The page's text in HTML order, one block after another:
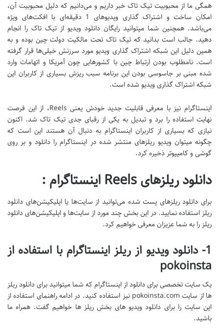
همگی ما از محبوبیت تیک تاک خبر داریم و می‌دانیم که دلیل محبوبیت آن،
امکان ساخت و اشتراک گذاری ویدیوهای 1 دقیقه‌ای با افکت‌های ویژه
می‌باشد. همچنین شما میتوانید رایگان دانلود ویدیو از تیک تاک را انجام
دهید. جالب است بدانید که تیک تاک تحت مالکیت دولت چین بوده و به
همین دلیل این شبکه اشتراک گذاری ویدیو مورد سرزنش خیلی‌ها قرار گرفته
است. نامطلوب بودن ارتباط چین با کشورهایی چون آمریکا و اتهامات وارد
شده مبنی بر جاسوسی بودن این برنامه سبب ریزش بسیاری از کاربران این
شبکه اشتراک گذاری ویدیو شده است.
اینستاگرام نیز با معرفی قابلیت جدید خودش یعنی Reels، از این فرصت
نهایت استفاده را برد و تبدیل به یکی از رقبای جدی تیک تاک شد. اکنون
نیازی که بسیاری از کاربران اینستاگرام به دنبال آن هستند این است که
چگونه میتوان ویدیو ریلزهای منتشر شده در اینستاگرام را دانلود و بر روی
گوشی و کامپیوتر ذخیره کرد.
دانلود ریلزهای Reels اینستاگرام :
برای دانلود ریلزهای پست شده می‌توانید از سایت‌ها یا اپلیکیشن‌های دانلود
ریلز استفاده نمایید. در این بخش چند مورد از سایت‌ها و اپلیکیشن‌های دانلود
ریلز را به شما عزیزان معرفی خواهیم کرد.
1- دانلود ویدیو از ریلز اینستاگرام با استفاده از
pokoinsta
یک سایت تخصصی برای دانلود از اینستاگرام که شما میتوانید برای دانلود ریلز
ها از سایت pokoinsta.com نیز استفاده کنید. در ادامه راهنمای استفاده از
این سایت را برای دانلود ویدیو های بخش ریلز ها خواهیم گفت. همراه ما
باشید.